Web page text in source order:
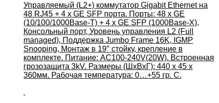
Управляемый (L2+) коммутатор Gigabit Ethernet на
48 RJ45 + 4 x GE SFP порта. Порты: 48 x GE
(10/100/1000Base-T) + 4 x GE SFP (1000Base-X),
Консольный порт, Уровень управления L2 (Full
managed), Поддержка Jumbo Frame 16K, IGMP
Snooping, Монтаж в 19″ стойку, крепление в
комплекте. Питание: AC100-240V(20W). Встроенная
грозозащита 3kV. Размеры (ШхВхГ): 440 x 45 x
360мм. Рабочая температура: 0…+55 гр. С.